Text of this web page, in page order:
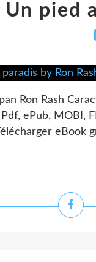
Un pied
Ron Rash
ePub, MOBI,
eBook